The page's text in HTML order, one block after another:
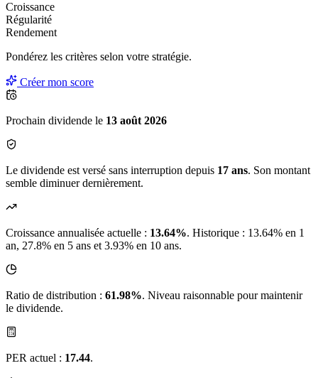
Croissance
Régularité
Rendement
Pondérez les critères selon votre stratégie.
Créer mon score
Prochain dividende le 13 août 2026
Le dividende est versé sans interruption depuis 17 ans. Son montant
semble diminuer dernièrement.
Croissance annualisée actuelle : 13.64%. Historique : 13.64% en 1
an, 27.8% en 5 ans et 3.93% en 10 ans.
Ratio de distribution : 61.98%. Niveau raisonnable pour maintenir
le dividende.
PER actuel : 17.44.